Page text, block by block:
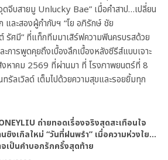
จีบสายมู Unlucky Bae” เมื่อคำสาป…เปลี่ยน
และสองผู้กำกับฯ “โย อภิรักษ์ ชัย
รัศมี” ที่แท็กทีมมาเสิร์ฟความฟินครบรสด้วย
การพูดคุยถึงเบื้องลึกเบื้องหลังซีรีส์แบบเจาะ
หาคม 2569 ที่ผ่านมา ที่ โรงภาพยนตร์ที่ 8
ทรัลเวิลด์ เต็มไปด้วยความสุขและรอยยิ้มทุก
ถ่ายทอดเรื่องจริงสุดสะเทือนใจ
นซิงเกิลใหม่ “วันที่ฝนพรำ” เมื่อความห่วงใย…
จเป็นคำบอกรักครั้งสุดท้าย